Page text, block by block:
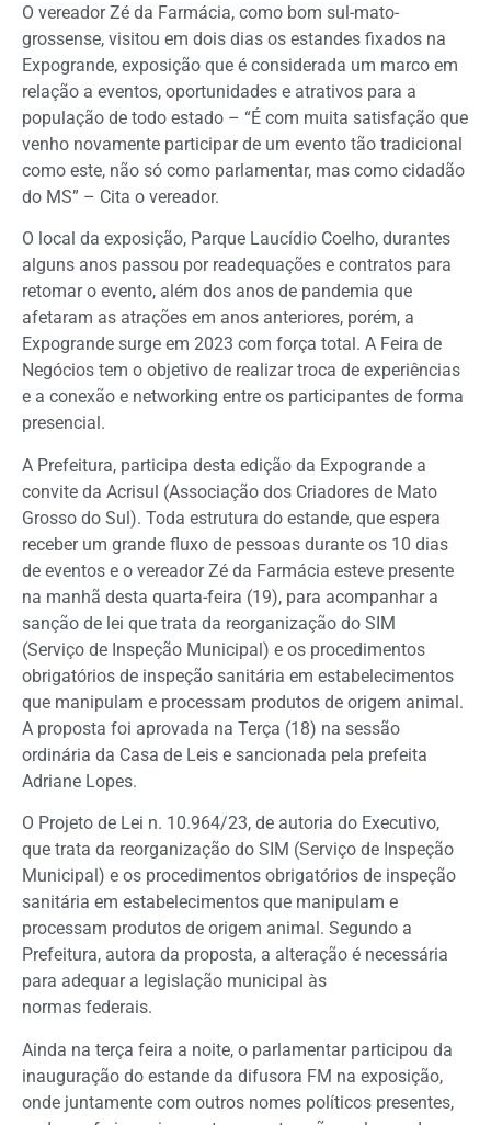
O vereador Zé da Farmácia, como bom sul-mato-
grossense, visitou em dois dias os estandes fixados na
Expogrande, exposição que é considerada um marco em
relação a eventos, oportunidades e atrativos para a
população de todo estado – “É com muita satisfação que
venho novamente participar de um evento tão tradicional
como este, não só como parlamentar, mas como cidadão
do MS” – Cita o vereador.
O local da exposição, Parque Laucídio Coelho, durantes
alguns anos passou por readequações e contratos para
retomar o evento, além dos anos de pandemia que
afetaram as atrações em anos anteriores, porém, a
Expogrande surge em 2023 com força total. A Feira de
Negócios tem o objetivo de realizar troca de experiências
e a conexão e networking entre os participantes de forma
presencial.
A Prefeitura, participa desta edição da Expogrande a
convite da Acrisul (Associação dos Criadores de Mato
Grosso do Sul). Toda estrutura do estande, que espera
receber um grande fluxo de pessoas durante os 10 dias
de eventos e o vereador Zé da Farmácia esteve presente
na manhã desta quarta-feira (19), para acompanhar a
sanção de lei que trata da reorganização do SIM
(Serviço de Inspeção Municipal) e os procedimentos
obrigatórios de inspeção sanitária em estabelecimentos
que manipulam e processam produtos de origem animal.
A proposta foi aprovada na Terça (18) na sessão
ordinária da Casa de Leis e sancionada pela prefeita
Adriane Lopes.
O Projeto de Lei n. 10.964/23, de autoria do Executivo,
que trata da reorganização do SIM (Serviço de Inspeção
Municipal) e os procedimentos obrigatórios de inspeção
sanitária em estabelecimentos que manipulam e
processam produtos de origem animal. Segundo a
Prefeitura, autora da proposta, a alteração é necessária
para adequar a legislação municipal às
normas federais.
Ainda na terça feira a noite, o parlamentar participou da
inauguração do estande da difusora FM na exposição,
onde juntamente com outros nomes políticos presentes,